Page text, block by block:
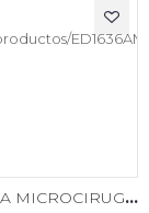
PINZA PARA MICROCIRUGÍA RECTA 18CM